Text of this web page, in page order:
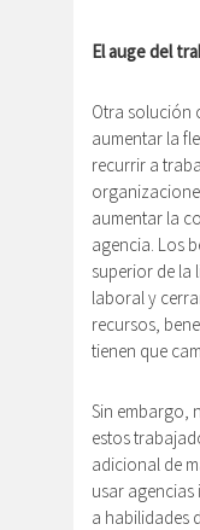
El auge del
Otra solución
aumentar la
recurrir a
aumentar la
agencia. Los
superior de la
laboral y
recursos,
tienen que
Sin embargo,
estos
adicional de
usar
a habilidades